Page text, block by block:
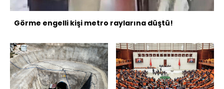
Görme engelli kişi metro raylarına düştü!